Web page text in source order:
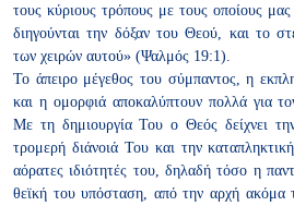
τους κύριους τρόπους με τους οποίους
διηγούνται την δόξαν του Θεού, και το
των χειρών αυτού» (Ψαλμός 19:1).
Το άπειρο μέγεθος του σύμπαντος, η
και η ομορφιά αποκαλύπτουν πολλά για
Με τη δημιουργία Του ο Θεός δείχνει
τρομερή διάνοιά Του και την
αόρατες ιδιότητές του, δηλαδή τόσο η
θεϊκή του υπόσταση, από την αρχή ακόμα